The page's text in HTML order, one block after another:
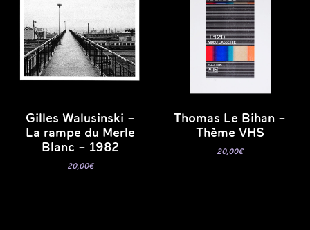
Gilles Walusinski –
La rampe du Merle
Blanc – 1982
20,00€
Thomas Le Bihan –
Thème VHS
20,00€